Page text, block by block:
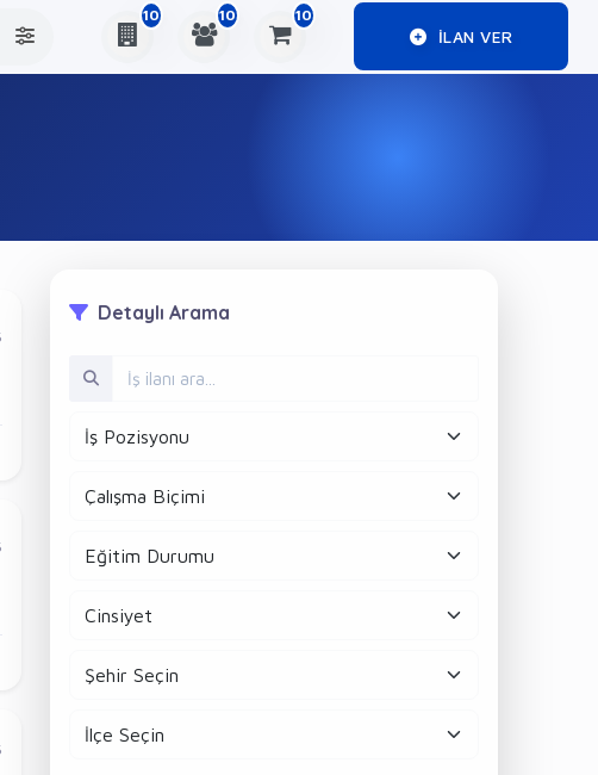
10 10 10
ILAN VER
Detaylı Arama